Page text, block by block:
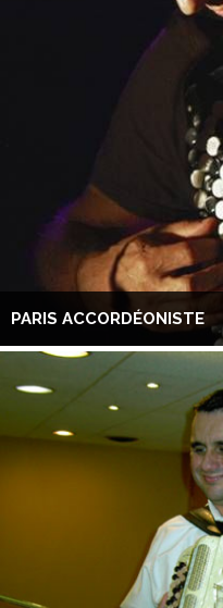
PARIS ACCORDÉONISTE